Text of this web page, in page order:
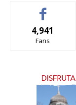
4,941
Fans